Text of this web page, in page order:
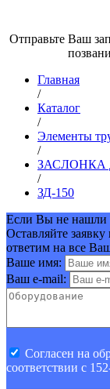
Отправьте Ваш
Главная
/
Каталог
/
Элементы
/
ЗАСЛОНКА
/
ЗД-150
Если Вы не нашли
Оставляйте
ответим на все
Ваше имя:
Ваш e-mail:
Cогласен на
соответствии с